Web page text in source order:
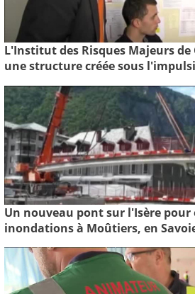
L'Institut des Risques Majeurs de
une structure créée sous
Un nouveau pont sur l'Isère pour
inondations à Moûtiers, en